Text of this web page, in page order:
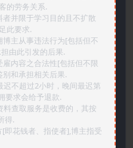
的劳务关系.
并限于学习目的且不扩散
此要求.
主从事违法行为[包括但不
由此引发的后果.
内容之合法性[包括但不限
和承担相关后果.
不超过2小时，晚间最迟第
要求会给予退款.
查取服务是收费的，其按
得.
即花钱者、指使者],博主指受